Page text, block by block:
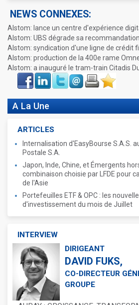
NEWS CONNEXES:
Alstom: lance un centre d'expérience
Alstom: UBS dégrade sa recommandation
Alstom: syndication d'une ligne de crédit
Alstom: production de la 400e rame
Alstom: a inauguré le tram-train Citadis
Face
book
LinkIn Twitter Envoyer ImprimerFavoris
A La Une
ARTICLES
Internalisation d'EasyBourse S.A.S.
Postale S.A.
Japon, Inde, Chine, et Émergents
combinaison choisie par LFDE pour
de l'Asie
Portefeuilles ETF & OPC : les
d'investissement du mois de Juillet
INTERVIEW
DIRIGEANT
DAVID FUKS,
CO-DIRECTEUR
GROUPE